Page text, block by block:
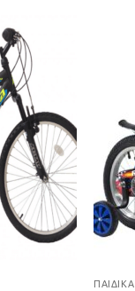
Προσθήκη
στη Λίστα
Επιθυμιών
ΠΑΙΔΙΚΆ